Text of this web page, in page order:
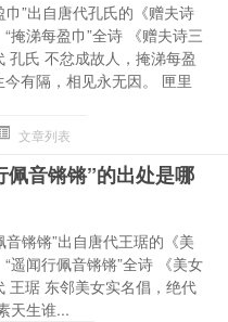
巾”出自唐代孔氏的《赠夫诗
掩涕每盈巾”全诗 《赠夫诗三
孔氏 不忿成故人，掩涕每盈
今有隔，相见永无因。 匣里
文章列表
佩音锵锵”的出处是哪
音锵锵”出自唐代王琚的《美
遥闻行佩音锵锵”全诗 《美女
王琚 东邻美女实名倡，绝代
天生谁...